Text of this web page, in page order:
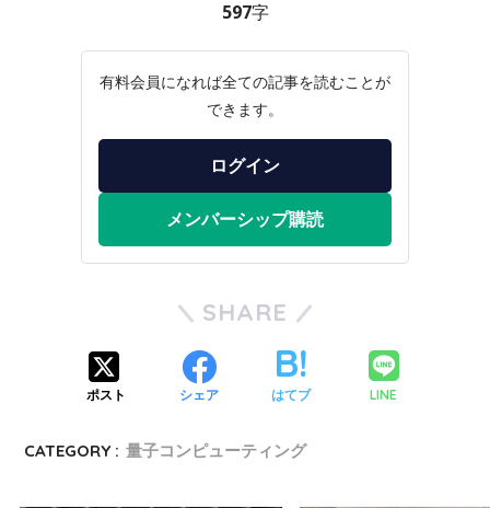
597字
有料会員になれば全ての記事を読むことが
できます。
ログイン
メンバーシップ購読
SHARE
ポスト シェア はてブ LINE
CATEGORY : 量子コンピューティング